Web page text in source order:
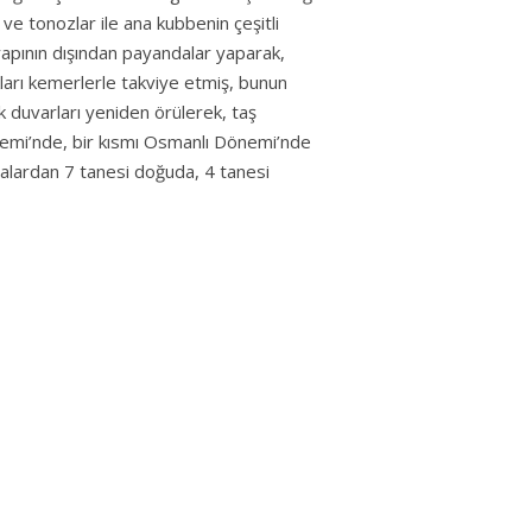
tonozlar ile ana kubbenin çeşitli
dışından payandalar yaparak,
kemerlerle takviye etmiş, bunun
duvarları yeniden örülerek, taş
bir kısmı Osmanlı Dönemi’nde
7 tanesi doğuda, 4 tanesi